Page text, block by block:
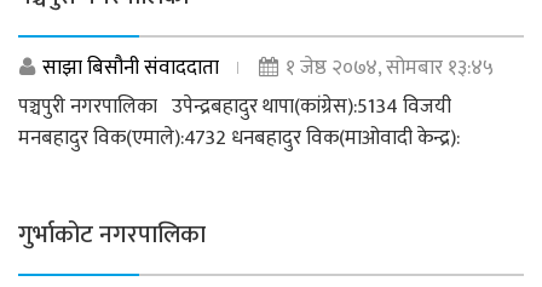
साझा बिसौनी संवाददाता
१ जेष्ठ २०७४, सोमबार १३:४५
पञ्चपुरी नगरपालिका उपेन्द्रबहादुर थापा(कांग्रेस):5134 विजयी
मनबहादुर विक(एमाले):4732 धनबहादुर विक(माओवादी केन्द्र):
गुर्भाकोट नगरपालिका